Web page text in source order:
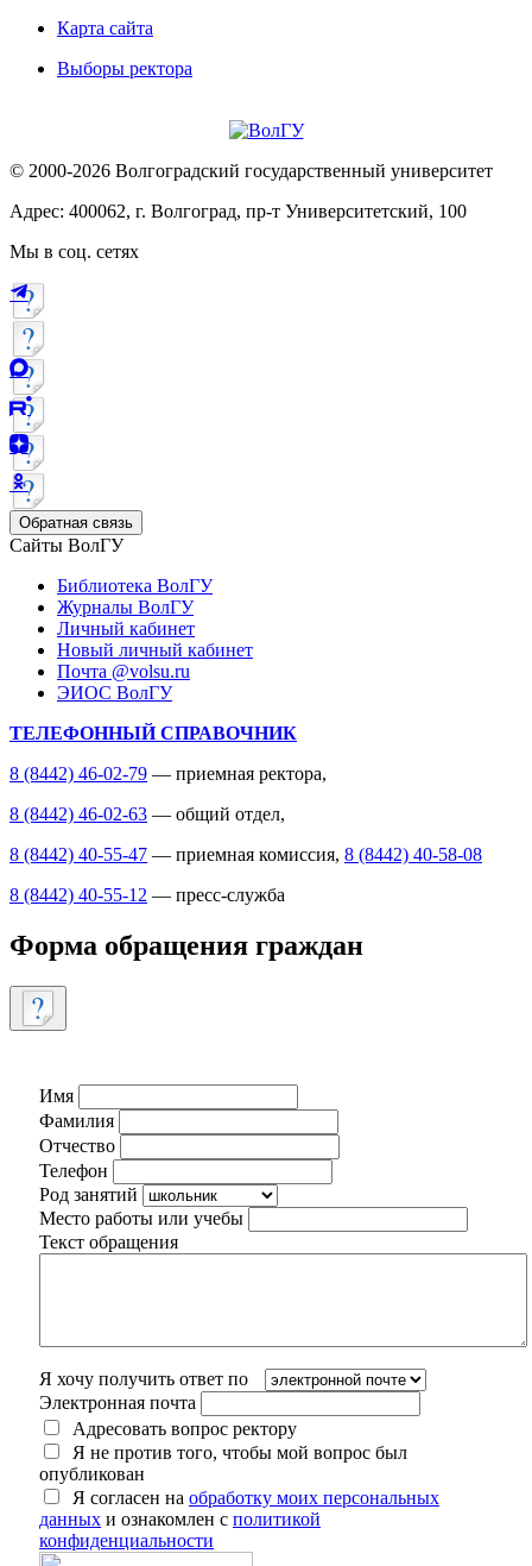
Карта сайта
Выборы ректора
© 2000-2026 Волгоградский государственный университет
Адрес: 400062, г. Волгоград, пр-т Университетский, 100
Мы в соц. сетях
Обратная связь
Сайты ВолГУ
Библиотека ВолГУ
Журналы ВолГУ
Личный кабинет
Новый личный кабинет
Почта @volsu.ru
ЭИОС ВолГУ
ТЕЛЕФОННЫЙ СПРАВОЧНИК
8 (8442) 46-02-79 — приемная ректора,
8 (8442) 46-02-63 — общий отдел,
8 (8442) 40-55-47 — приемная комиссия, 8 (8442) 40-58-08
8 (8442) 40-55-12 — пресс-служба
Форма обращения граждан
Имя
Фамилия
Отчество
Телефон
Род занятий
Место работы или учебы
Текст обращения
Я хочу получить ответ по
Электронная почта
Адресовать вопрос ректору
Я не против того, чтобы мой вопрос был
опубликован
Я согласен на обработку моих персональных
данных и ознакомлен с политикой
конфиденциальности